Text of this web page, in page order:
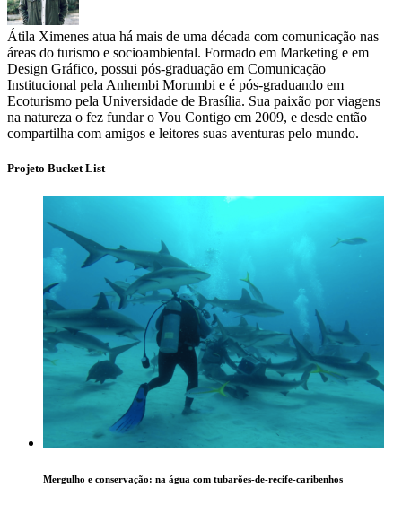
Átila Ximenes atua há mais de uma década com comunicação nas
áreas do turismo e socioambiental. Formado em Marketing e em
Design Gráfico, possui pós-graduação em Comunicação
Institucional pela Anhembi Morumbi e é pós-graduando em
Ecoturismo pela Universidade de Brasília. Sua paixão por viagens
na natureza o fez fundar o Vou Contigo em 2009, e desde então
compartilha com amigos e leitores suas aventuras pelo mundo.
Projeto Bucket List
Mergulho e conservação: na água com tubarões-de-recife-caribenhos